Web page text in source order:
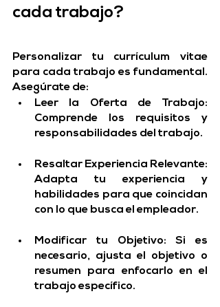
cada trabajo?
Personalizar tu currículum vitae
para cada trabajo es fundamental.
Asegúrate de:
Leer la Oferta de Trabajo:
Comprende los requisitos y
responsabilidades del trabajo.
Resaltar Experiencia Relevante:
Adapta tu experiencia y
habilidades para que coincidan
con lo que busca el empleador.
Modificar tu Objetivo: Si es
necesario, ajusta el objetivo o
resumen para enfocarlo en el
trabajo específico.